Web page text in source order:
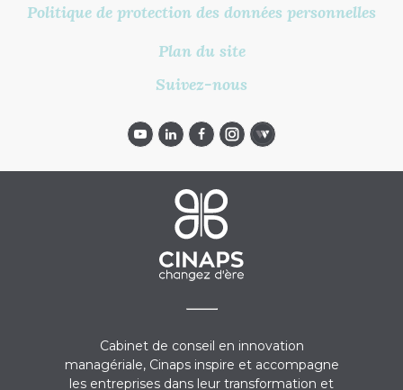
Cabinet de conseil en innovation
managériale, Cinaps inspire et accompagne
les entreprises dans leur transformation et
Politique de protection des données personnelles
Plan du site
Suivez-nous